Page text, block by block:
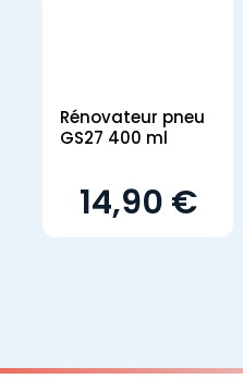
Rénovateur pneu
GS27 400 ml
14,90 €